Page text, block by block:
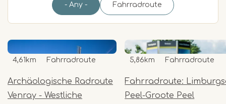
- Any - Fahrradroute
Archäologische Radroute
Venray - Westliche
4,61km Fahrradroute
Fahrradroute:
Peel-Groote Peel
5,86km Fahrradroute